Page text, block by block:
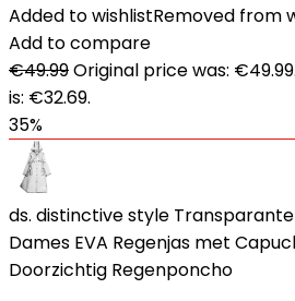
Added to wishlistRemoved from
Add to compare
€49.99Original price was: €49.99.
is: €32.69.
35%
ds. distinctive style
Dames EVA Regenjas met
Doorzichtig Regenponcho